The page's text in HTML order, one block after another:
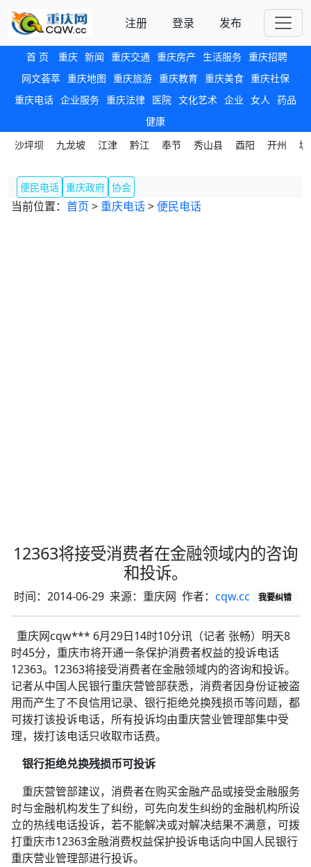
注册 登录 发布
首 页 重庆 新闻 重庆交通 重庆房产 生活服务 重庆招聘
网文荟萃 重庆地图 重庆旅游 重庆教育 重庆美食 重庆社保
重庆电话 企业服务 重庆法律 医院 文化艺术 企业 女人 药品
健康
沙坪坝
九龙坡 江津 黔江 奉节 秀山县 酉阳 开州
便民电话 重庆政府 协会
当前位置： 首页 > 重庆电话>便民电话
12363将接受消费者在金融领域内的咨询
和投诉。
时间：2014-06-29 来源：重庆网 作者：cqw.cc 我要纠错
重庆网cqw*** 6月29日14时10分讯（记者 张畅）明天8
时45分，重庆市将开通一条保护消费者权益的投诉电话
12363。12363将接受消费者在金融领域内的咨询和投诉。
记者从中国人民银行重庆营管部获悉，消费者因身份证被盗
用而产生了不良信用记录、银行拒绝兑换残损币等问题，都
可拨打该投诉电话，所有投诉均由重庆营业管理部集中受
理，拨打该电话只收取市话费。
银行拒绝兑换残损币可投诉
重庆营管部建议，消费者在购买金融产品或接受金融服务
时与金融机构发生了纠纷，可先向发生纠纷的金融机构所设
立的热线电话投诉，若不能解决或对解决结果不满意，可拨
打重庆市12363金融消费权益保护投诉电话向中国人民银行
重庆营业管理部进行投诉。